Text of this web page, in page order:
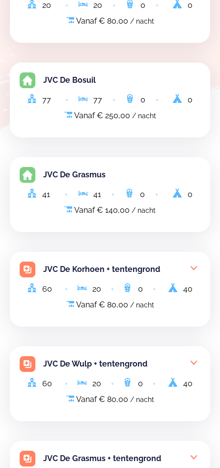
20 20 0
0
Vanaf € 80,00 / nacht
JVC De Bosuil
77 77 0
0
Vanaf € 250,00 / nacht
JVC De Grasmus
41 41 0
0
Vanaf € 140,00 / nacht
JVC De Korhoen + tentengrond
60 20 0
40
Vanaf € 80,00 / nacht
JVC De Wulp + tentengrond
60 20 0
40
Vanaf € 80,00 / nacht
JVC De Grasmus + tentengrond